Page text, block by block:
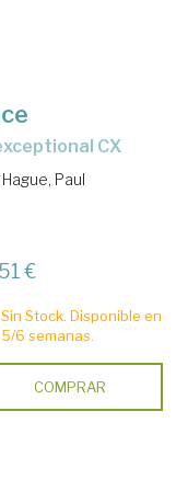
CX
Hague, Paul
€
Sin Stock. Disponible en
5/6 semanas.
COMPRAR